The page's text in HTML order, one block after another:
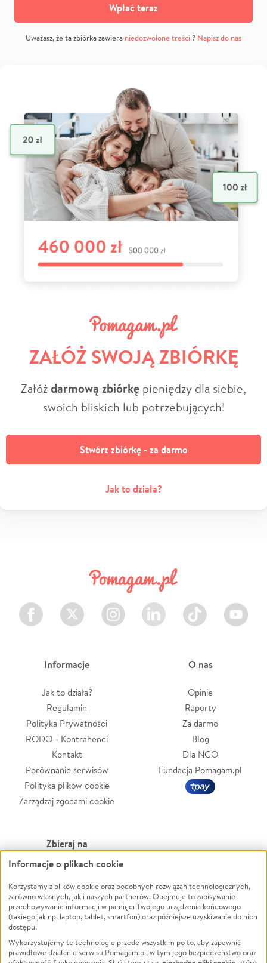
Wpłać teraz
Uważasz, że ta zbiórka zawiera niedozwolone treści? Napisz do nas
ZAŁÓŻ SWOJĄ ZBIÓRKĘ
Załóżdarmową zbiórkę pieniędzy dla siebie,
swoich bliskich lub potrzebujących!
Stwórz zbiórkę - za darmo
Jak to działa?
Facebook Twitter Instagram LinkedIn TikTok Youtube
Informacje
Jak to działa?
Regulamin
Polityka Prywatności
RODO - Kontrahenci
Kontakt
Porównanie serwisów
Polityka plików cookie
Zarządzaj zgodami cookie
O nas
Opinie
Raporty
Za darmo
Blog
Dla NGO
Fundacja Pomagam.pl
Zbieraj na
Leczenie
Zwierzęta
Pożar
Ukraina
Pomoc Finansowa
Powódź
Wichura
NGO
Edukacja
Informacje o plikach cookie
Korzystamy z plików cookie oraz podobnych rozwiązań technologicznych,
zarówno własnych, jak i naszych partnerów. Obejmuje to zapisywanie i
przechowywanie informacji w pamięci Twojego urządzenia końcowego
(takiego jak np. laptop, tablet, smartfon) oraz późniejsze uzyskiwanie do nich
dostępu.
Wykorzystujemy te technologie przede wszystkim po to, aby zapewnić
prawidłowe działanie serwisu Pomagam.pl, w tym jego bezpieczeństwo oraz